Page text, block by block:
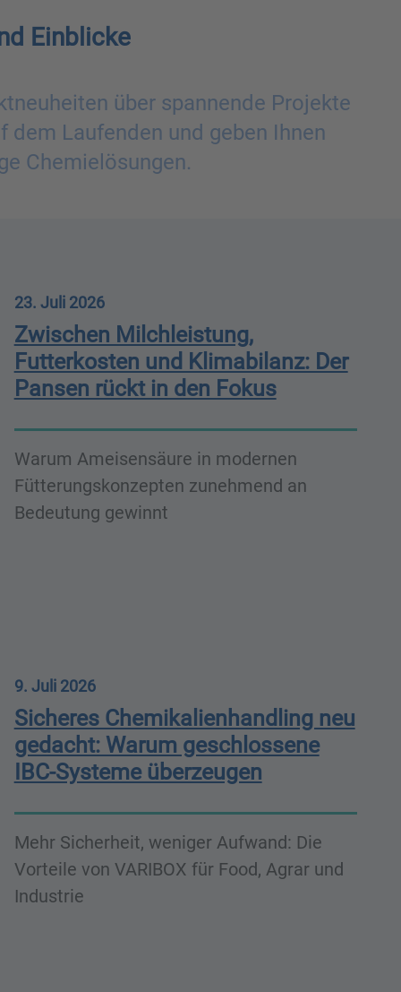
Einblicke
über spannende Projekte
dem Laufenden und geben Ihnen
Chemielösungen.
23. Juli 2026
Zwischen Milchleistung,
Futterkosten und Klimabilanz: Der
Pansen rückt in den Fokus
Warum Ameisensäure in modernen
Fütterungskonzepten zunehmend an
Bedeutung gewinnt
9. Juli 2026
Sicheres Chemikalienhandling neu
gedacht: Warum geschlossene
IBC-Systeme überzeugen
Mehr Sicherheit, weniger Aufwand: Die
Vorteile von VARIBOX für Food, Agrar und
Industrie